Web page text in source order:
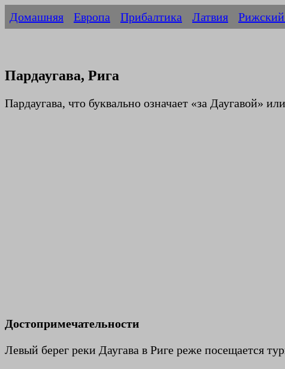
Домашняя Европа Прибалтика Латвия
Пардаугава, Рига
Пардаугава, что буквально означает «за Даугавой»
Достопримечательности
Левый берег реки Даугава в Риге реже посещается